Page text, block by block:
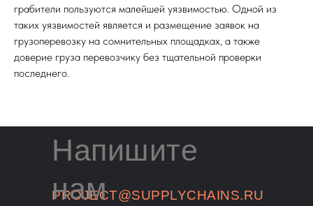
грабители пользуются малейшей уязвимостью. Одной из
таких уязвимостей является и размещение заявок на
грузоперевозку на сомнительных площадках, а также
доверие груза перевозчику без тщательной проверки
последнего.
PROJECT@SUPPLYCHAINS.RU
Напишите
нам